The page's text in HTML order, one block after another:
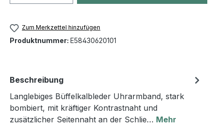
Zum Merkzettel hinzufügen
Produktnummer: E58430620101
Beschreibung
Langlebiges Büffelkalbleder Uhrarmband, stark
bombiert, mit kräftiger Kontrastnaht und
zusätzlicher Seitennaht an der Schlie… Mehr